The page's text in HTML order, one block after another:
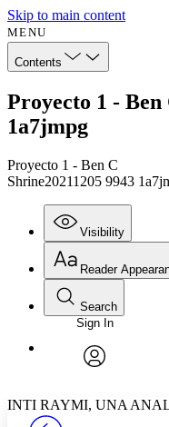
Skip to main content
MENU
Contents
Proyecto 1 - Ben
1a7jmpg
Proyecto 1 - Ben C
Shrine20211205 9943
Visibility
Annotations
Reader
Font
Font style
Search
Enter search criteria
Search within:
PROJECT
Sign In
INTI RAYMI, UNA